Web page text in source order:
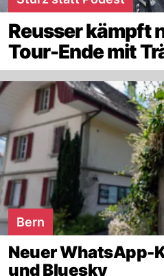
Reusser kämpft
Tour-Ende mit
Bern
Neuer WhatsApp-
und Bluesky